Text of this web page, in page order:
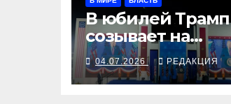
В юбилей Трамп
созывает на
борьбу с
коммунизмом
демократов
04.07.2026 РЕДАКЦИЯ